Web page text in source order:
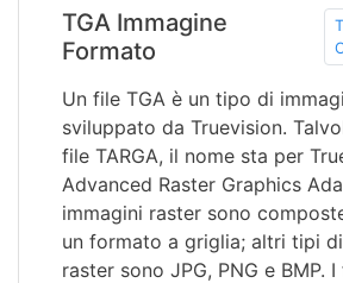
TGA Immagine
Formato
Un file TGA è un tipo di
sviluppato da Truevision.
file TARGA, il nome sta per
Advanced Raster Graphics
immagini raster sono
un formato a griglia; altri tipi
raster sono JPG, PNG e BMP. I